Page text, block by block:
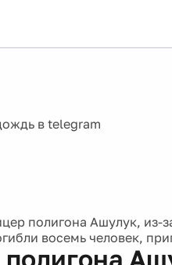
полигона Ашулук, из-
восемь человек,